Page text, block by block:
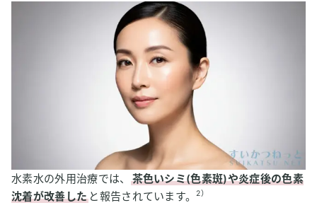
水素水の外用治療では、
茶色いシミ(色素斑)や炎症後の色素
沈着が改善した と報告されています。2）